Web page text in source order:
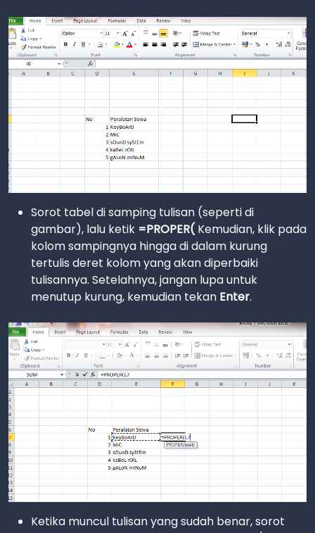
Sorot tabel di samping tulisan (seperti di
gambar), lalu ketik =PROPER( Kemudian, klik pada
kolom sampingnya hingga di dalam kurung
tertulis deret kolom yang akan diperbaiki
tulisannya. Setelahnya, jangan lupa untuk
menutup kurung, kemudian tekan Enter.
Ketika muncul tulisan yang sudah benar, sorot